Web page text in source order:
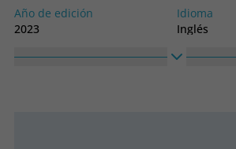
Año de edición
2023
Idioma
Inglés